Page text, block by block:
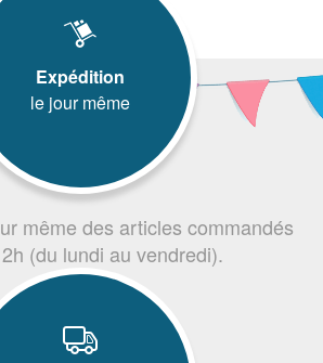
Expédition
le jour même
même des articles commandés
(du lundi au vendredi).